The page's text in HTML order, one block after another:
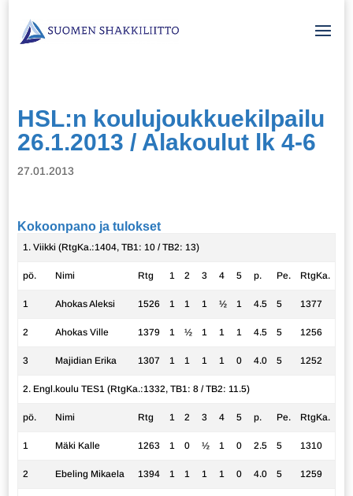
HSL:n koulujoukkuekilpailu
26.1.2013 / Alakoulut lk 4-6
27.01.2013
Kokoonpano ja tulokset
1. Viikki (RtgKa.:1404, TB1: 10 / TB2: 13)
pö. Nimi Rtg 1 2 3 4 5 p. Pe. RtgKa.
1 Ahokas Aleksi 1526 1 1 1 ½ 1 4.5 5 1377
2 Ahokas Ville 1379 1 ½ 1 1 1 4.5 5 1256
3 Majidian Erika 1307 1 1 1 1 0 4.0 5 1252
2. Engl.koulu TES1 (RtgKa.:1332, TB1: 8 / TB2: 11.5)
pö. Nimi Rtg 1 2 3 4 5 p. Pe. RtgKa.
1 Mäki Kalle 1263 1 0 ½ 1 0 2.5 5 1310
2 Ebeling Mikaela 1394 1 1 1 1 0 4.0 5 1259